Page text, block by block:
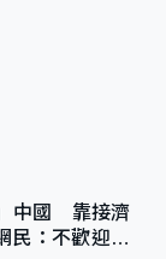
中國 靠接濟
民：不歡迎劣